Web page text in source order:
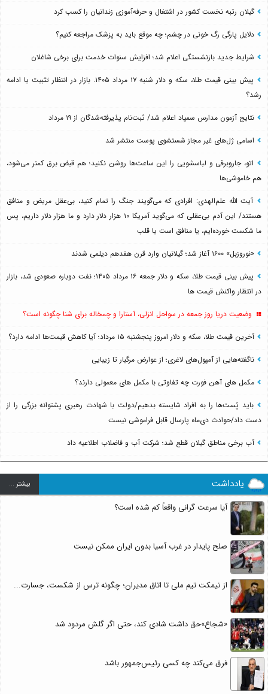
گیلان رتبه نخست کشور در اشتغال و حرفه‌آموزی زندانیان را کسب کرد
دلایل پارگی رگ خونی در چشم؛ چه موقع باید به پزشک مراجعه کنیم؟
شرایط جدید بازنشستگی اعلام شد؛ افزایش سنوات خدمت برای برخی شاغلان
پیش بینی قیمت طلا، سکه و دلار شنبه ۱۷ مرداد ۱۴۰۵. بازار در انتظار تثبیت یا ادامه
رشد؟
نتایج آزمون مدارس سمپاد اعلام شد/ ثبت‌نام پذیرفته‌شدگان از ۱۹ مرداد
اسامی ژل‌های غیر مجاز شستشوی پوست منتشر شد
اتو، جاروبرقی و لباسشویی را این ساعت‌ها روشن نکنید؛ هم قبض برق کمتر می‌شود،
هم خاموشی‌ها
آیت الله علم‌الهدی: افرادی که می‌گویند جنگ را تمام کنید، بی‌عقل مریض و منافق
هستند/ این آدم بی‌عقلی که می‌گوید آمریکا ۱۰ هزار دلار دارد و ما هزار دلار داریم، پس
ما شکست خورده‌ایم، یا منافق است یا قلب
«نوروزبل» ۱۶۰۰ آغاز شد؛ گیلانیان وارد قرن هفدهم دیلمی شدند
پیش بینی قیمت طلا، سکه و دلار جمعه ۱۶ مرداد ۱۴۰۵؛ نفت دوباره صعودی شد، بازار
در انتظار واکنش قیمت ها
وضعیت دریا روز جمعه در سواحل انزلی، آستارا و چمخاله برای شنا چگونه است؟
آخرین قیمت طلا، سکه و دلار امروز پنجشنبه ۱۵ مرداد؛ آیا کاهش قیمت‌ها ادامه دارد؟
ناگفته‌هایی از آمپول‌های لاغری؛ از عوارض مرگبار تا زیبایی
مکمل های آهن فورت چه تفاوتی با مکمل های معمولی دارند؟
باید پُست‌ها را به افراد شایسته بدهیم/دولت با شهادت رهبری پشتوانه بزرگی را از
دست داد/حوادث دی‌ماه پارسال قابل فراموشی نیست
آب برخی مناطق گیلان قطع شد؛ شرکت آب و فاضلاب اطلاعیه داد
یادداشت بيشتر ...
آیا سرعت گرانی واقعاً کم شده است؟
صلح پایدار در غرب آسیا بدون ایران ممکن نیست
از نیمکت تیم ملی تا اتاق مدیران؛ چگونه ترس از شکست، جسارت...
«شجاع»حق داشت شادی کند، حتی اگر گلش مردود شد
فرق می‌کند چه کسی رئیس‌جمهور باشد